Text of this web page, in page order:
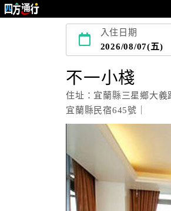
入住日期
2026/08/07(五)
不一小棧
住址：宜蘭縣三星鄉大義
宜蘭縣民宿645號｜